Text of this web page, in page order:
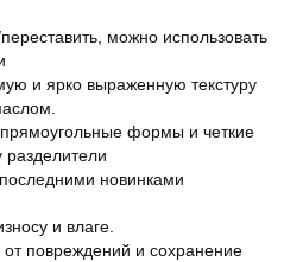
можно использовать
и ярко выраженную текстуру
формы и четкие
новинками
и влаге.
повреждений и сохранение